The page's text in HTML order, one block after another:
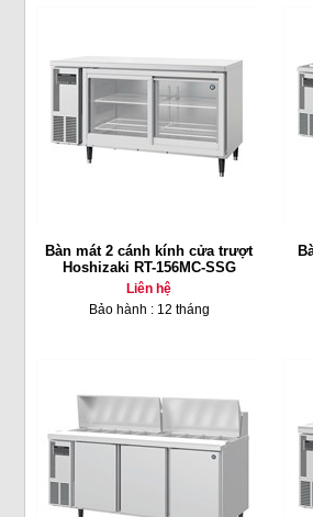
Bàn mát 2 cánh kính cửa trượt
Hoshizaki RT-156MC-SSG
Liên hệ
Bảo hành : 12 tháng